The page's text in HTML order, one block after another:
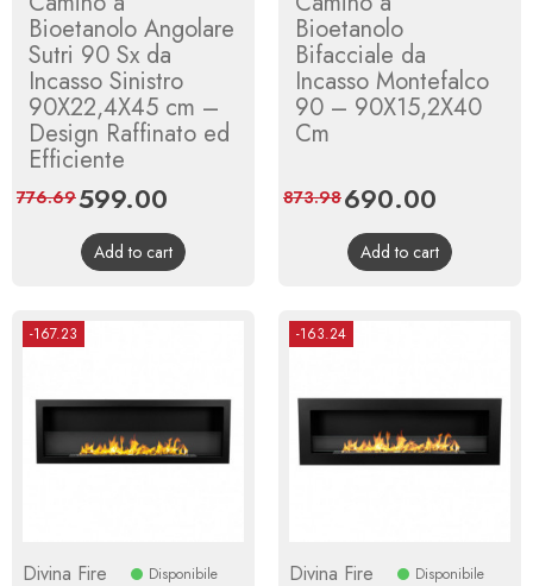
Bioetanolo Angolare
Sutri 90 Sx da
Incasso Sinistro
90X22,4X45 cm –
Design Raffinato ed
Efficiente
Price
599.00
price
776.69
Add to cart
Bioetanolo
Bifacciale da
Incasso Montefalco
90 – 90X15,2X40
Cm
Price
690.00
price
873.98
Add to cart
-167.23
Divina Fire Disponibile
-163.24
Divina Fire Disponibile